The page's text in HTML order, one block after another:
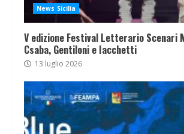
News Sicilia
V edizione Festival Letterario Scenari
Csaba, Gentiloni e Iacchetti
13 luglio 2026